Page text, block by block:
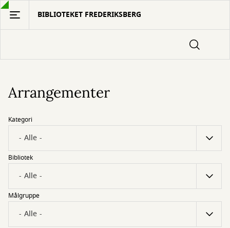
Gå
hovedindhold
BIBLIOTEKET FREDERIKSBERG
Arrangementer
Kategori
Bibliotek
Målgruppe